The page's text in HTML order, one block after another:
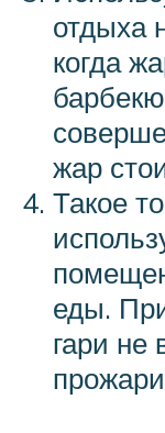
отдыха
когда
жар
Такое
еды.
гари не